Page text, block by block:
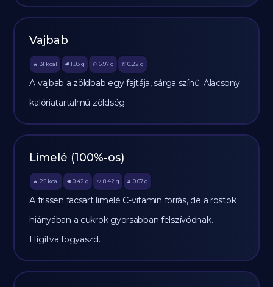
Vajbab
🔥 31 kcal 🥩 1.83 g 🥔 6.97g 🫒 0.22 g
A vajbab a zöldbab egy fajtája, sárga színű. Alacsony
kalóriatartalmú zöldség.
Limelé (100%-os)
🔥 25 kcal 🥩 0.42 g 🥔 8.42 g 🫒 0.07 g
A frissen facsart limelé C-vitamin forrás, de a rostok
hiányában a cukrok gyorsabban felszívódnak.
Hígítva fogyaszd.